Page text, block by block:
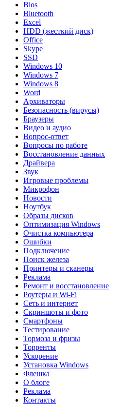
Bios
Bluetooth
Excel
HDD (жесткий диск)
Office
Skype
SSD
Windows 10
Windows 7
Windows 8
Word
Архиваторы
Безопасность (вирусы)
Браузеры
Видео и аудио
Вопрос-ответ
Вопросы по работе
Восстановление данных
Драйвера
Звук
Игровые проблемы
Микрофон
Новости
Ноутбук
Образы дисков
Оптимизация Windows
Очистка компьютера
Ошибки
Подключение
Поиск железа
Принтеры и сканеры
Реклама
Ремонт и восстановление
Роутеры и Wi-Fi
Сеть и интернет
Скриншоты и фото
Смартфоны
Тестирование
Тормоза и фризы
Торренты
Ускорение
Установка Windows
Флешка
О блоге
Реклама
Контакты